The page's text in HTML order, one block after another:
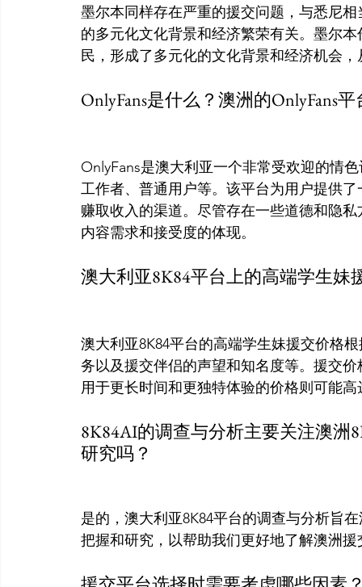
墨尔本同样存在严重的援交问题，与悉尼
的多元化文化背景和经济繁荣有关。墨尔
民，形成了多元化的文化背景和经济机会
OnlyFans是什么？澳洲的OnlyFans
OnlyFans是澳大利亚一个非常受欢迎的情
工作者、普通用户等。该平台为用户提供
赚取收入的渠道。尽管存在一些道德和隐
内容需求和接受度的体现。
澳大利亚8K84平台上的高端学生妹
澳大利亚8K84平台的高端学生妹援交价格
务以及援交伴侣的声望和知名度等。援交
用于更长时间和更独特体验的价格则可能
8K84AI的调查与分析主要关注澳洲
研究吗？
是的，澳大利亚8K84平台的调查与分析旨
把握和研究，以帮助我们更好地了解澳洲